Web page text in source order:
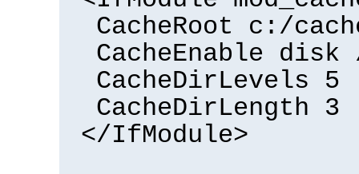
CacheRoot c:/
CacheEnable disk
CacheDirLevels 5
CacheDirLength 3
</IfModule>